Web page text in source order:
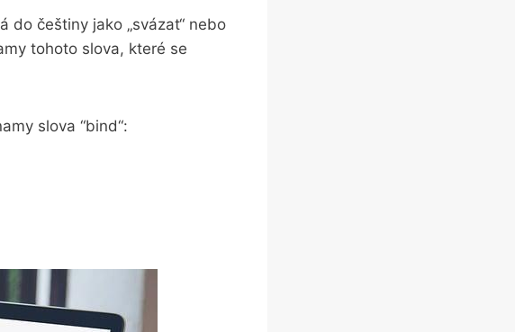
do ‍češtiny ‍jako „svázat“ ⁣nebo
tohoto slova, které se
slova ​“bind“: